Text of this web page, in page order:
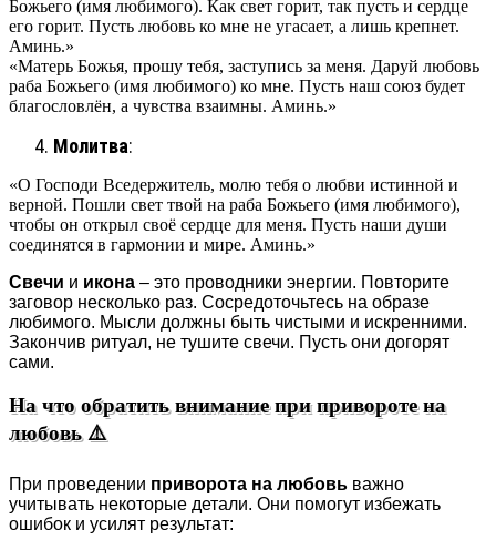
Божьего (имя любимого). Как свет горит, так пусть и сердце
его горит. Пусть любовь ко мне не угасает, а лишь крепнет.
Аминь.»
«Матерь Божья, прошу тебя, заступись за меня. Даруй любовь
раба Божьего (имя любимого) ко мне. Пусть наш союз будет
благословлён, а чувства взаимны. Аминь.»
Молитва:
«О Господи Вседержитель, молю тебя о любви истинной и
верной. Пошли свет твой на раба Божьего (имя любимого),
чтобы он открыл своё сердце для меня. Пусть наши души
соединятся в гармонии и мире. Аминь.»
Свечи и икона – это проводники энергии. Повторите
заговор несколько раз. Сосредоточьтесь на образе
любимого. Мысли должны быть чистыми и искренними.
Закончив ритуал, не тушите свечи. Пусть они догорят
сами.
На что обратить внимание при привороте на
любовь ⚠️
При проведении приворота на любовь важно
учитывать некоторые детали. Они помогут избежать
ошибок и усилят результат: